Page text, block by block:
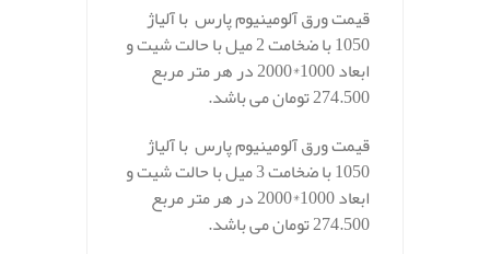
قیمت ورق آلومینیوم پارس با آلیاژ
1050 با ضخامت 2 میل با حالت شیت و
ابعاد 1000*2000 در هر متر مربع
274.500 تومان می باشد.
قیمت ورق آلومینیوم پارس با آلیاژ
1050 با ضخامت 3 میل با حالت شیت و
ابعاد 1000*2000 در هر متر مربع
274.500 تومان می باشد.